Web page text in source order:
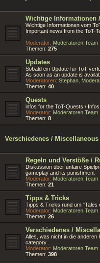
Wichtige Informationen
Wichtige Informationen vom
Important news from the ToT-
Moderator: Moderatoren Team
Themen: 275
Updates
Sobald ein Update für ToT
As soon as an update is
Moderatoren: Stephan
Themen: 40
Quests
infos for the ToT-Quests /
Moderator: Moderatoren Team
Themen: 8
Verschiedenes / Miscellaneous
Regeln und Verstöße /
Diskussion über unfaire
gameplay and its punishment
Moderator: Moderatoren Team
Themen: 21
Tipps & Tricks
Tipps & Tricks rund um "Tales
Moderator: Moderatoren Team
Themen: 26
Verschiedenes /
Alles, was nicht in die anderen
category...
Moderator: Moderatoren Team
Themen: 398